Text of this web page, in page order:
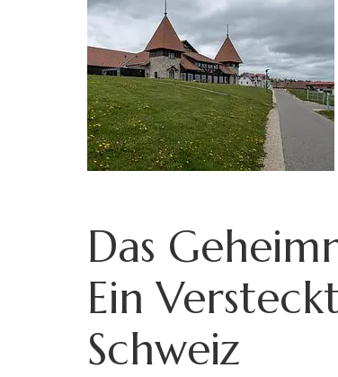
Das
Ein
Schweiz